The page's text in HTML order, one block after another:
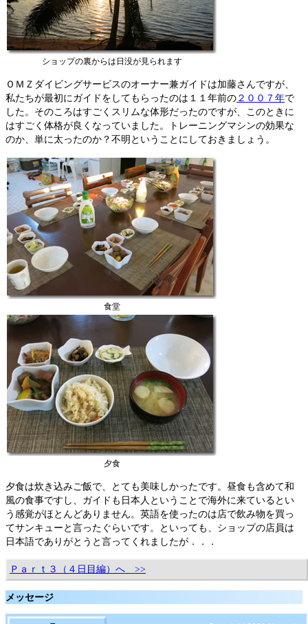
ショップの裏からは日没が見られます
ＯＭＺダイビングサービスのオーナー兼ガイドは加藤さんですが、
私たちが最初にガイドをしてもらったのは１１年前の ２００７年で
した。そのころはすごくスリムな体形だったのですが、このときに
はすごく体格が良くなっていました。トレーニングマシンの効果な
のか、単に太ったのか？不明ということにしておきましょう。
食堂
夕食
夕食は炊き込みご飯で、とても美味しかったです。昼食も含めて和
風の食事ですし、ガイドも日本人ということで海外に来ているとい
う感覚がほとんどありません。英語を使ったのは店で飲み物を買っ
てサンキューと言ったぐらいです。といっても、ショップの店員は
日本語でありがとうと言ってくれましたが．．．
Ｐａｒｔ３（４日目編）へ >>
メッセージ